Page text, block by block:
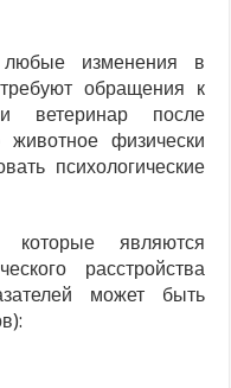
изменения в
обращения к
ветеринар после
животное физически
психологические
которые являются
расстройства
может быть